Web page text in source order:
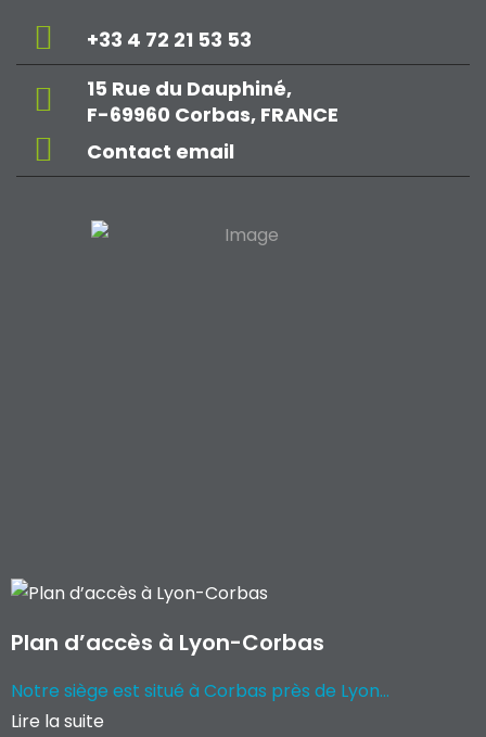
+33 4 72 21 53 53
15 Rue du Dauphiné,
F-69960 Corbas, FRANCE
Contact email
Plan d’accès à Lyon-Corbas
Notre siège est situé à Corbas près de Lyon...
Lire la suite